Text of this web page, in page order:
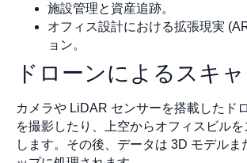
施設管理と資産追跡。
オフィス設計における拡張現実
ョン。
ドローンによるスキ
カメラや LiDAR センサーを搭載したド
を撮影したり、上空からオフィスビルを
します。その後、データは 3D モデルま